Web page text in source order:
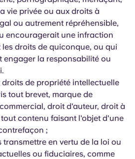
vie privée ou aux droits à
ou autrement répréhensible,
encouragerait une infraction
droits de quiconque, ou qui
engager la responsabilité ou
de propriété intellectuelle
tout brevet, marque de
droit d'auteur, droit à
contenu faisant l'objet d'une
;
transmettre en vertu de la loi ou
ou fiduciaires, comme